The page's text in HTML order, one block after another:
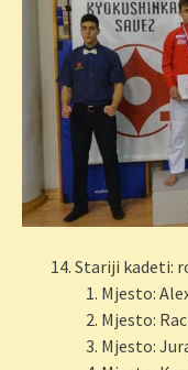
Stariji kadeti:
Mjesto:
Mjesto:
Mjesto: